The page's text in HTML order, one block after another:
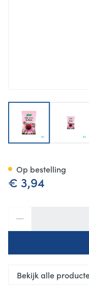
€ 3,94
Op bestelling
Bekijk alle